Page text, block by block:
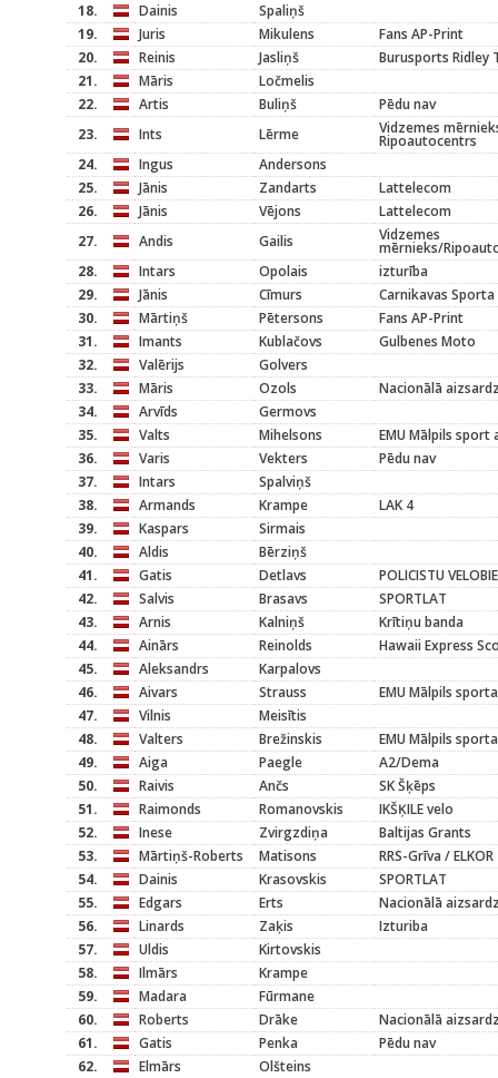
18.
Dainis
Spaliņš
19.
Juris Mikulens
Fans AP-Print
20.
Reinis Jasliņš
Burusports Ridley
21.
Māris
Ločmelis
22.
Artis Buliņš
Pēdu nav
23.
Ints Lērme Vidzemes
Ripoautocentrs
24.
Ingus
Andersons
25.
Jānis Zandarts
Lattelecom
26.
Jānis Vējons
Lattelecom
27.
Andis Gailis Vidzemes
mērnieks/
28.
Intars Opolais
izturība
29.
Jānis Cīmurs
Carnikavas
30.
Mārtiņš Pētersons
Fans AP-Print
31.
Imants Kublačovs
Gulbenes Moto
32.
Valērijs
Golvers
33.
Māris Ozols
Nacionālā
34.
Arvīds
Germovs
35.
Valts Mihelsons
EMU Mālpils sport
36.
Varis Vekters
Pēdu nav
37.
Intars
Spalviņš
38.
Armands Krampe
LAK 4
39.
Kaspars
Sirmais
40.
Aldis
Bērziņš
41.
Gatis Detlavs
POLICISTU
42.
Salvis Brasavs
SPORTLAT
43.
Arnis Kalniņš
Krītiņu banda
44.
Ainārs Reinolds
Hawaii Express
45.
Aleksandrs
Karpalovs
46.
Aivars Strauss
EMU Mālpils
47.
Vilnis
Meisītis
48.
Valters Brežinskis
EMU Mālpils
49.
Aiga Paegle
A2/Dema
50.
Raivis Ančs
SK Šķēps
51.
Raimonds Romanovskis
IKŠĶILE velo
52.
Inese Zvirgzdiņa
Baltijas Grants
53.
Mārtiņš-Roberts Matisons
RRS-Grīva / ELKOR
54.
Dainis Krasovskis
SPORTLAT
55.
Edgars Erts
Nacionālā
56.
Linards Zaķis
Izturiba
57.
Uldis
Kirtovskis
58.
Ilmārs
Krampe
59.
Madara
Fūrmane
60.
Roberts Drāke
Nacionālā
61.
Gatis Penka
Pēdu nav
62.
Elmārs
Olšteins